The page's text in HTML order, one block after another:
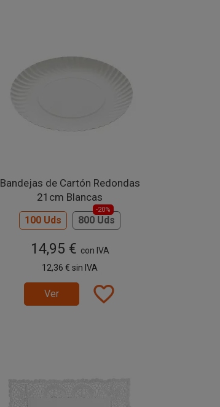
Bandejas de Cartón Redondas
21cm Blancas
100 Uds 800 Uds
-20%
14,95 € con IVA
12,36 € sin IVA
Ver favorite_border